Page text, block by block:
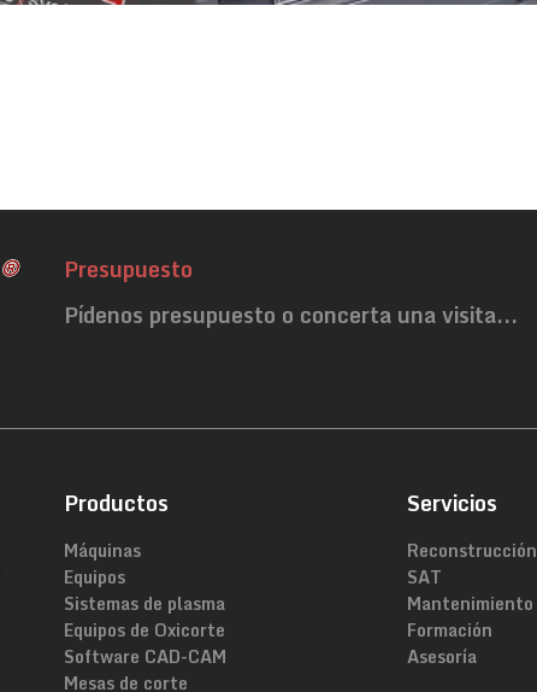
Presupuesto
Pídenos presupuesto o concerta una visita...
Productos
Máquinas
Equipos
Sistemas de plasma
Equipos de Oxicorte
Software CAD-CAM
Mesas de corte
Servicios
Reconstrucción
SAT
Mantenimiento
Formación
Asesoría